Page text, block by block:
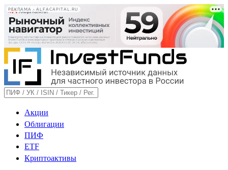
РЕКЛАМА • ALFACAPITAL.RU
Акции
Облигации
ПИФ
ETF
Криптоактивы